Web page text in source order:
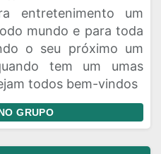
entretenimento um
mundo e para toda
o seu próximo um
tem um umas
todos bem-vindos
GRUPO